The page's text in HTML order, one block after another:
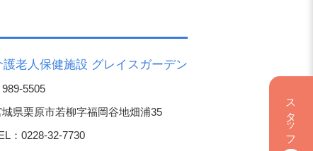
スタッフ募集
護老人保健施設 グレイスガーデン
989-5505
城県栗原市若柳字福岡谷地畑浦35
：0228-32-7730